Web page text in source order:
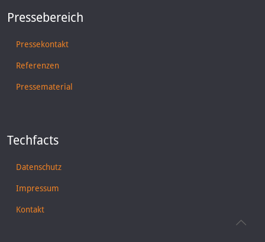
Pressebereich
Pressekontakt
Referenzen
Pressematerial
Techfacts
Datenschutz
Impressum
Kontakt